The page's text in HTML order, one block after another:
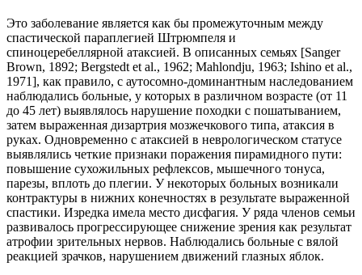
Это заболевание является как бы промежуточным между
спастической параплегией Штрюмпеля и
спиноцеребеллярной атаксией. В описанных семьях [Sanger
Brown, 1892; Bergstedt et al., 1962; Mahlondju, 1963; Ishino et al.,
1971], как правило, с аутосомно-доминантным наследованием
наблюдались больные, у которых в различном возрасте (от 11
до 45 лет) выявлялось нарушение походки с пошатыванием,
затем выраженная дизартрия мозжечкового типа, атаксия в
руках. Одновременно с атаксией в неврологическом статусе
выявлялись четкие признаки поражения пирамидного пути:
повышение сухожильных рефлексов, мышечного тонуса,
парезы, вплоть до плегии. У некоторых больных возникали
контрактуры в нижних конечностях в результате выраженной
спастики. Изредка имела место дисфагия. У ряда членов семьи
развивалось прогрессирующее снижение зрения как результат
атрофии зрительных нервов. Наблюдались больные с вялой
реакцией зрачков, нарушением движений глазных яблок.